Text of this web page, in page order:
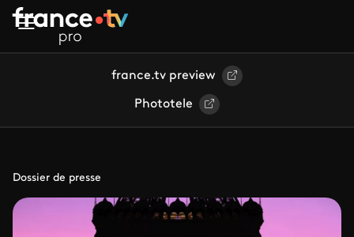
Aller au contenu principal
france.tv preview
Phototele
Dossier de presse